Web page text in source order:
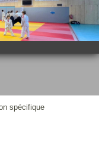
spécifique